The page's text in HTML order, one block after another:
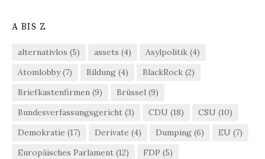
A BIS Z
alternativlos (5) assets (4) Asylpolitik (4)
Atomlobby(7) Bildung (4) BlackRock (2)
Briefkastenfirmen (9) Brüssel (9)
Bundesverfassungsgericht (3) CDU (18) CSU (10)
Demokratie (17) Derivate (4) Dumping (6) EU (7)
Europäisches Parlament (12) FDP (5)